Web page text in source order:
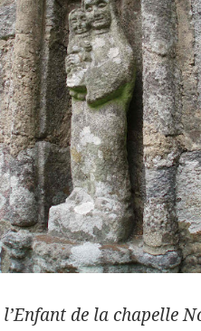
de la chapelle